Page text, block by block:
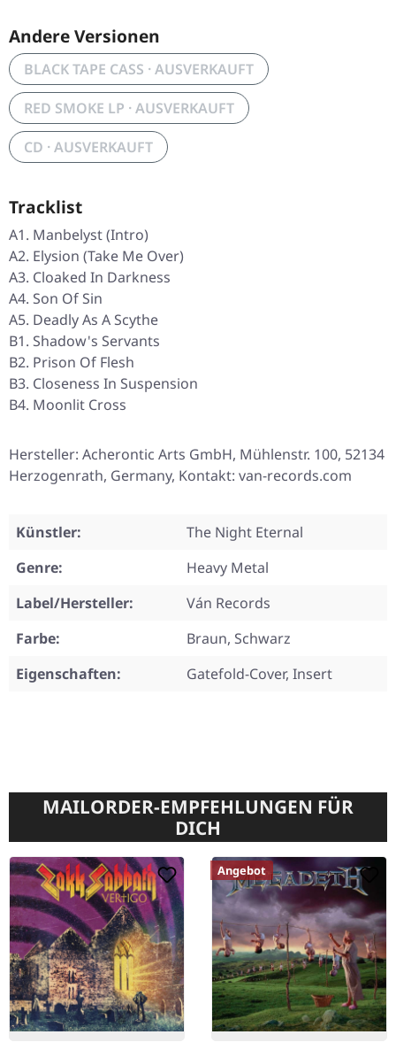
Andere Versionen
BLACK TAPE CASS · AUSVERKAUFT
RED SMOKE LP · AUSVERKAUFT
CD · AUSVERKAUFT
Tracklist
A1. Manbelyst (Intro)
A2. Elysion (Take Me Over)
A3. Cloaked In Darkness
A4. Son Of Sin
A5. Deadly As A Scythe
B1. Shadow's Servants
B2. Prison Of Flesh
B3. Closeness In Suspension
B4. Moonlit Cross
Hersteller: Acherontic Arts GmbH, Mühlenstr. 100, 52134
Herzogenrath, Germany, Kontakt: van-records.com
Künstler:
The Night Eternal
Genre:
Heavy Metal
Label/Hersteller:
Ván Records
Farbe:
Braun, Schwarz
Eigenschaften:
Gatefold-Cover, Insert
MAILORDER-EMPFEHLUNGEN FÜR
DICH
Angebot